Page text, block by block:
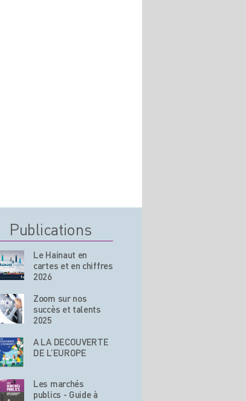
Publications
Le Hainaut en
cartes et en chiffres
2026
Zoom sur nos
succès et talents
2025
A LA DECOUVERTE
DE L’EUROPE
Les marchés
publics - Guide à